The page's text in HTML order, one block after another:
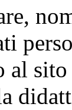
al